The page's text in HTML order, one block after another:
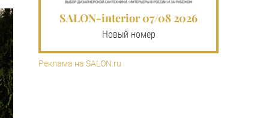
SALON-interior 07/08 2026
Новый номер
Реклама на SALON.ru